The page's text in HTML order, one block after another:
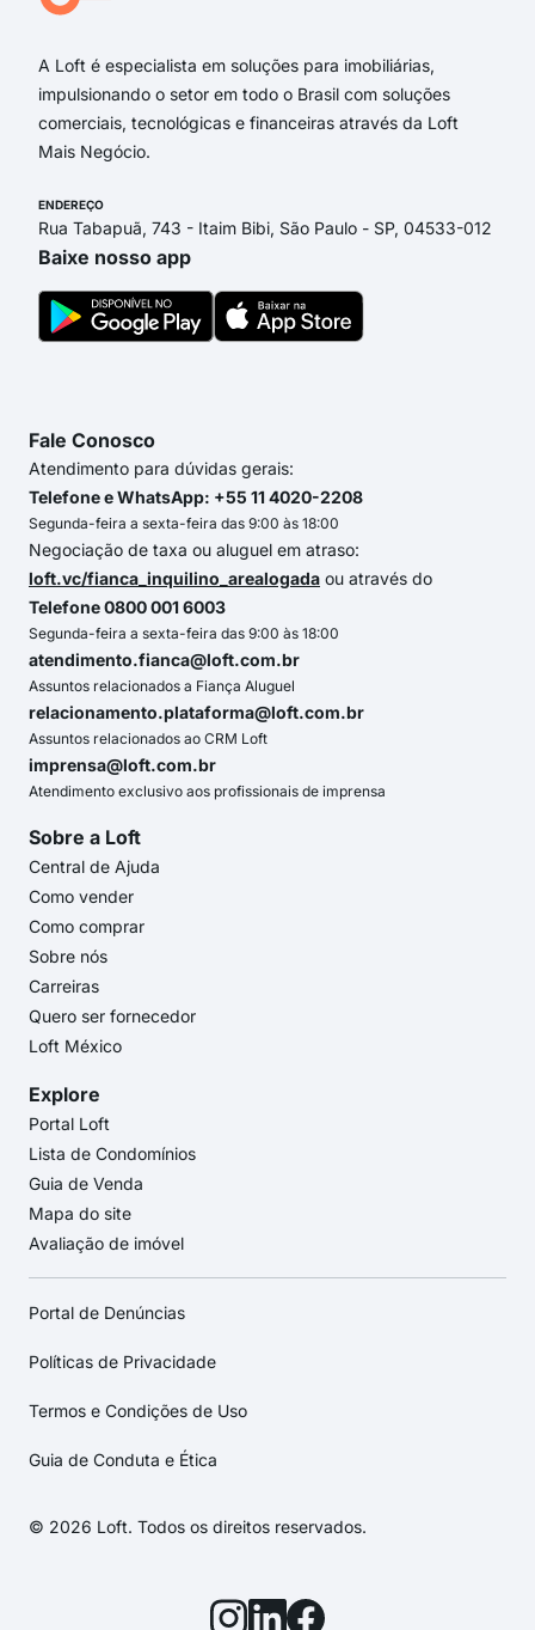
A Loft é especialista em soluções para imobiliárias,
impulsionando o setor em todo o Brasil com soluções
comerciais, tecnológicas e financeiras através da Loft
Mais Negócio.
ENDEREÇO
Rua Tabapuã, 743 - Itaim Bibi, São Paulo - SP, 04533-012
Baixe nosso app
Fale Conosco
Atendimento para dúvidas gerais:
Telefone e WhatsApp: +55 11 4020-2208
Segunda-feira a sexta-feira das 9:00 às 18:00
Negociação de taxa ou aluguel em atraso:
loft.vc/fianca_inquilino_arealogada ou através do
Telefone 0800 001 6003
Segunda-feira a sexta-feira das 9:00 às 18:00
atendimento.fianca@loft.com.br
Assuntos relacionados a Fiança Aluguel
relacionamento.plataforma@loft.com.br
Assuntos relacionados ao CRM Loft
imprensa@loft.com.br
Atendimento exclusivo aos profissionais de imprensa
Sobre a Loft
Central de Ajuda
Como vender
Como comprar
Sobre nós
Carreiras
Quero ser fornecedor
Loft México
Explore
Portal Loft
Lista de Condomínios
Guia de Venda
Mapa do site
Avaliação de imóvel
Portal de Denúncias
Políticas de Privacidade
Termos e Condições de Uso
Guia de Conduta e Ética
© 2026 Loft. Todos os direitos reservados.